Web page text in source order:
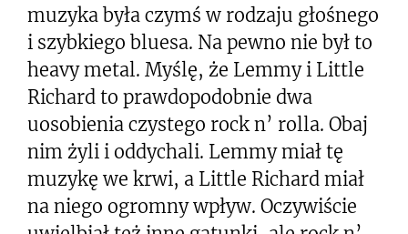
muzyka była czymś w rodzaju głośnego
i szybkiego bluesa. Na pewno nie był to
heavy metal. Myślę, że Lemmy i Little
Richard to prawdopodobnie dwa
uosobienia czystego rock n’ rolla. Obaj
nim żyli i oddychali. Lemmy miał tę
muzykę we krwi, a Little Richard miał
na niego ogromny wpływ. Oczywiście